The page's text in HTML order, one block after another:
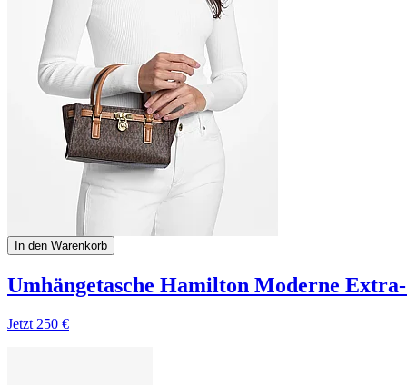
In den Warenkorb
Umhängetasche Hamilton Moderne
Jetzt 250 €